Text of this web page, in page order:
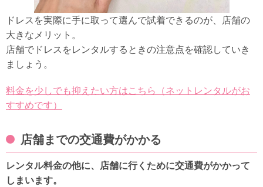
ドレスを実際に手に取って選んで試着できるのが、店舗の
大きなメリット。
店舗でドレスをレンタルするときの注意点を確認していき
ましょう。
料金を少しでも抑えたい方はこちら（ネットレンタルがお
すすめです）
店舗までの交通費がかかる
レンタル料金の他に、店舗に行くために交通費がかかって
しまいます。